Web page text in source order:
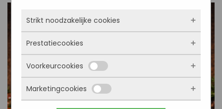
Strikt noodzakelijke cookies
Deze cookies zorgen ervoor dat de website
überhaupt werkt. Ze zijn dus altijd actief en
kunnen niet worden uitgezet. Meestal worden
ze alleen geplaatst als jij iets doet, zoals
inloggen, een formulier invullen of je
privacyvoorkeuren opslaan. Je kunt je browser
zo instellen dat hij deze cookies blokkeert of je
Prestatiecookies
Met deze cookies zien we hoe vaak onze site
bezocht wordt, waar bezoekers vandaan
komen en welke pagina’s populair zijn. Zo
kunnen we de website blijven verbeteren.
Voorkeurcookies
Deze cookies onthouden jouw voorkeuren.
Bijvoorbeeld taalkeuze of ingevulde gegevens.
Marketingcookies